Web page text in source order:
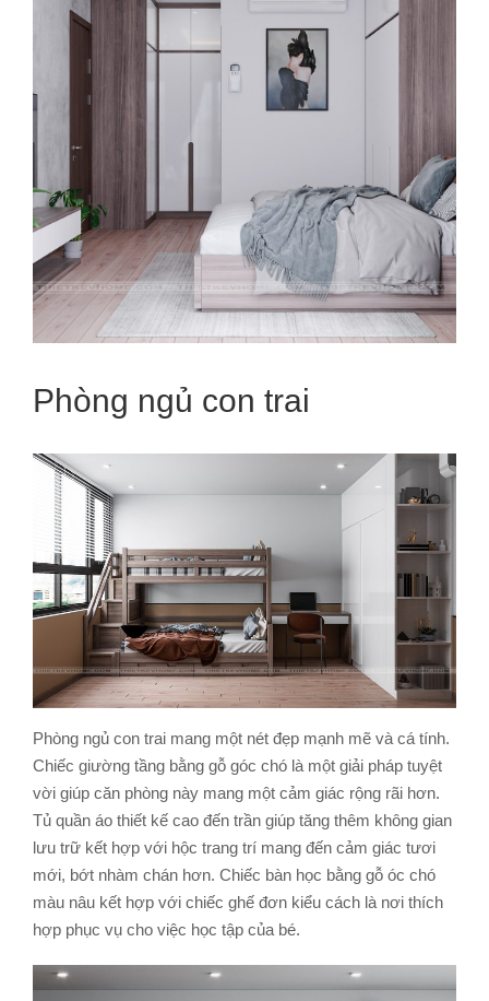
Phòng ngủ con trai
Phòng ngủ con trai mang một nét đẹp mạnh mẽ và cá tính.
Chiếc giường tầng bằng gỗ góc chó là một giải pháp tuyệt
vời giúp căn phòng này mang một cảm giác rộng rãi hơn.
Tủ quần áo thiết kế cao đến trần giúp tăng thêm không gian
lưu trữ kết hợp với hộc trang trí mang đến cảm giác tươi
mới, bớt nhàm chán hơn. Chiếc bàn học bằng gỗ óc chó
màu nâu kết hợp với chiếc ghế đơn kiểu cách là nơi thích
hợp phục vụ cho việc học tập của bé.